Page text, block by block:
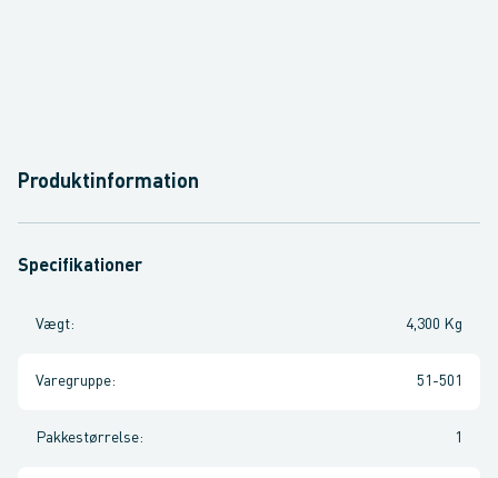
Produktinformation
Specifikationer
Vægt: 4,300 Kg
Varegruppe: 51-501
Pakkestørrelse: 1